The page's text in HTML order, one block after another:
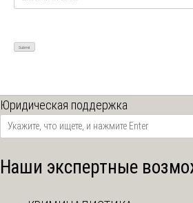
Юридическая поддержка
Наши экспертные